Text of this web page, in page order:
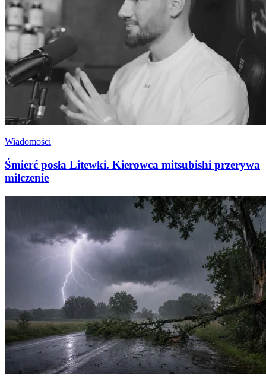
Wiadomości
Śmierć posła Litewki. Kierowca mitsubishi przerywa
milczenie